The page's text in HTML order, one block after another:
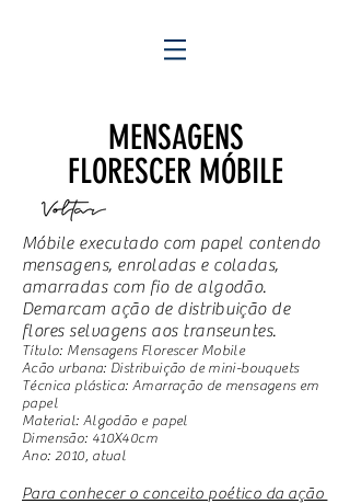
MENSAGENS
FLORESCER MÓBILE
Móbile executado com papel contendo
mensagens, enroladas e coladas,
amarradas com fio de algodão.
Demarcam ação de distribuição de
flores selvagens aos transeuntes.
Título: Mensagens Florescer Mobile
Acão urbana: Distribuição de mini-bouquets
Técnica plástica: Amarração de mensagens em
papel
Material: Algodão e papel
Dimensão: 410X40cm
Ano: 2010, atual
Para conhecer o conceito poético da ação